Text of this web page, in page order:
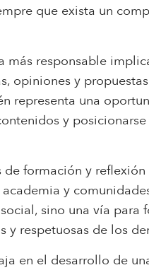
que exista un
más responsable
opiniones y
representa una
y
formación y
y
sino una vía para
respetuosas de los
en el desarrollo de